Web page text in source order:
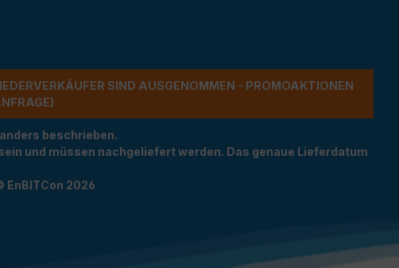
SIND AUSGENOMMEN - PROMOAKTIONEN G
beschrieben.
und müssen nachgeliefert werden. Das genaue Lieferdatum
EnBITCon 2026